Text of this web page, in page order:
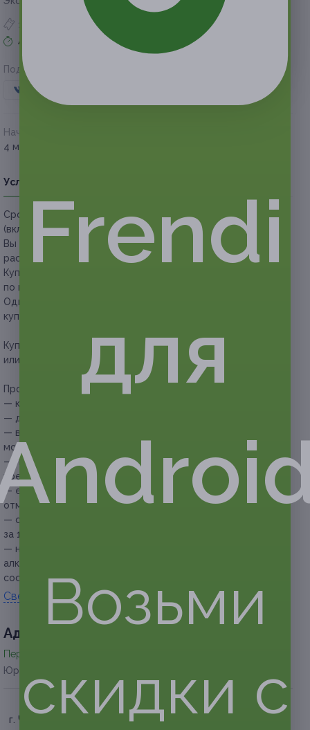
1 купон куплен
Акция завершена
Поделиться с друзьями
Начало действия
4 марта 2021 г.
Условия
Срок действия купонов:
с 04.03.2021 до 02.06.2021
(включительно).
Вы можете предъявить купон в электронном или
распечатанном виде.
Купон действует в любой день в любое время (строго
по предварительной записи).
Один человек может купить неограниченное количество
купонов для себя или в подарок.
Купон действует на участие в квесте «Побег из Нарнии»
или «Один дома 74» на выбор.
Прочие условия:
— квест рассчитан на команду из 5 человек;
— длительность квеста составляет 1 час;
— в дни государственных праздников бронирование
может быть ограничено;
— приходить на игру необходимо к назначенному
времени, но не ранее чем за 5–10 минут до ее начала;
— если команда опоздала на 20 минут и более, то игра
отменяется и переносится на другое время;
— отмена бронирования осуществляется не позднее чем
за 1 сутки до начала игры;
— на игру не допускаются игроки в состоянии
алкогольного или иного вида опьянения, а также в буйном
состоянии.
Свернуть
Адресa
Перейти на сайт партнера
Юридическая информация о партнёре
г. Челябинск, ул. Кирова, д.
Frendi
для
Возьми
скидки с